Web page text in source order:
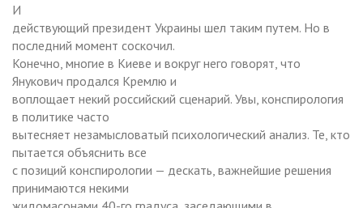
И
действующий президент Украины шел таким путем. Но в
последний момент соскочил.
Конечно, многие в Киеве и вокруг него говорят, что
Янукович продался Кремлю и
воплощает некий российский сценарий. Увы, конспирология
в политике часто
вытесняет незамысловатый психологический анализ. Те, кто
пытается объяснить все
с позиций конспирологии — дескать, важнейшие решения
принимаются некими